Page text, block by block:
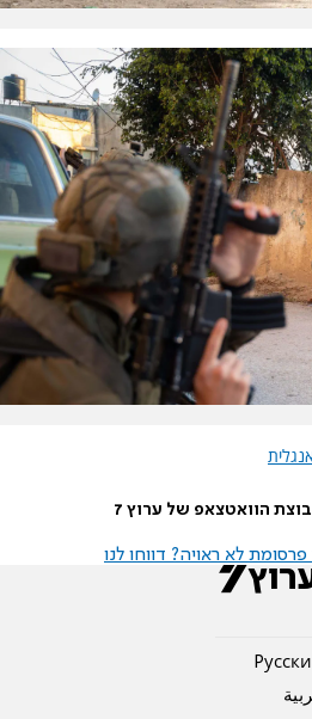
הוואטצאפ של ערוץ 7
לא ראויה? דווחו לנו